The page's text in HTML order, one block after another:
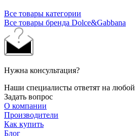
Все товары категории
Все товары бренда Dolce&Gabbana
Нужна консультация?
Наши специалисты ответят на
Задать вопрос
О компании
Производители
Как купить
Блог